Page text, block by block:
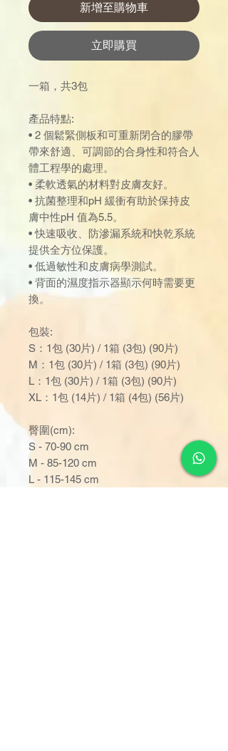
新增至購物車
立即購買
一箱，共3包
產品特點:
• 2 個鬆緊側板和可重新閉合的膠帶
帶來舒適、可調節的合身性和符合人
體工程學的處理。
• 柔軟透氣的材料對皮膚友好。
• 抗菌整理和pH 緩衝有助於保持皮
膚中性pH 值為5.5。
• 快速吸收、防滲漏系統和快乾系統
提供全方位保護。
• 低過敏性和皮膚病學測試。
• 背面的濕度指示器顯示何時需要更
換。
包裝:
S：1包 (30片) / 1箱 (3包) (90片)
M：1包 (30片) / 1箱 (3包) (90片)
L：1包 (30片) / 1箱 (3包) (90片)
XL：1包 (14片) / 1箱 (4包) (56片)
臀圍(cm):
S - 70-90 cm
M - 85-120 cm
L - 115-145 cm